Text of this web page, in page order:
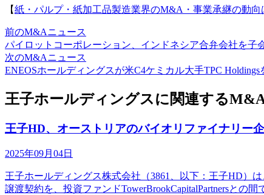
【紙・パルプ・紙加工品製造業界のM&A・事業承継の動向
前のM&Aニュース
パイロットコーポレーション、インドネシア合弁会社を子
次のM&Aニュース
ENEOSホールディングスが米C4ケミカル大手TPC Holdings
王子ホールディングスに関連する
王子HD、オーストリアのバイオリファイナリー
2025年09月04日
王子ホールディングス株式会社（3861、以下：王子HD）
譲渡契約を、投資ファンドTowerBrookCapitalPartnersとの